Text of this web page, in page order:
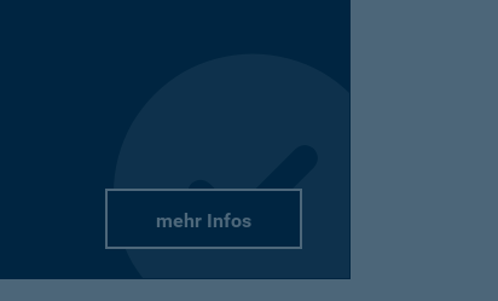
mehr Infos